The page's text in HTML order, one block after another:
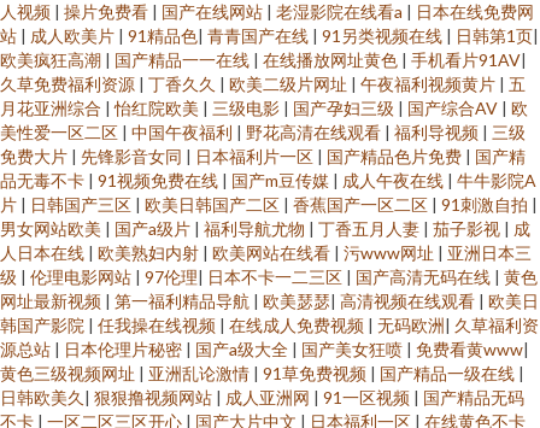
人视频 | 操片免费看 | 国产在线网站 | 老湿影院在线看a | 日本在线免费网
站 | 成人欧美片 | 91精品色| 青青国产在线 | 91另类视频在线 | 日韩第1页|
欧美疯狂高潮 | 国产精品一一在线 | 在线播放网址黄色 | 手机看片91AV|
久草免费福利资源 | 丁香久久 | 欧美二级片网址 | 午夜福利视频黄片 | 五
月花亚洲综合 |怡红院欧美 | 三级电影 | 国产孕妇三级 | 国产综合AV | 欧
美性爱一区二区 | 中国午夜福利 | 野花高清在线观看 | 福利导视频 | 三级
免费大片 | 先锋影音女同 | 日本福利片一区 | 国产精品色片免费 | 国产精
品无毒不卡 | 91视频免费在线 | 国产m豆传媒 | 成人午夜在线 | 牛牛影院A
片 | 日韩国产三区 | 欧美日韩国产二区 | 香蕉国产一区二区 | 91刺激自拍 |
男女网站欧美 | 国产a级片 | 福利导航尤物 | 丁香五月人妻 | 茄子影视 | 成
人日本在线 | 欧美熟妇内射 | 欧美网站在线看 | 污www网址 | 亚洲日本三
级 | 伦理电影网站 | 97伦理| 日本不卡一二三区 | 国产高清无码在线 | 黄色
网址最新视频 | 第一福利精品导航 | 欧美瑟瑟| 高清视频在线观看 | 欧美日
韩国产影院 | 任我操在线视频 | 在线成人免费视频 | 无码欧洲| 久草福利资
源总站 | 日本伦理片秘密 | 国产a级大全 | 国产美女狂喷 | 免费看黄www|
黄色三级视频网址 | 亚洲乱论激情 | 91草免费视频 | 国产精品一级在线 |
日韩欧美久 | 狠狠撸视频网站 | 成人亚洲网 | 91一区视频 | 国产精品无码
不卡 | 一区二区三区开心 | 国产大片中文 | 日本福利一区 | 在线黄色不卡